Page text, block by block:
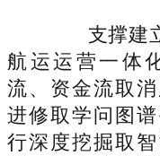
支撑建立
航运运营一体
流、资金流取
进修取学问图
行深度挖掘取